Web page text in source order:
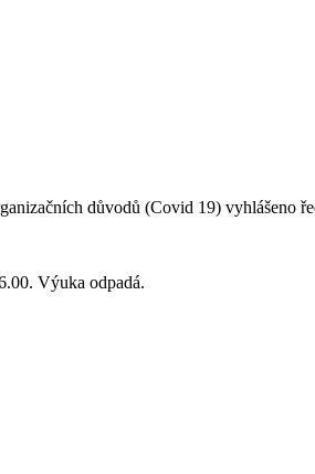
důvodů (Covid 19) vyhlášeno
Výuka odpadá.